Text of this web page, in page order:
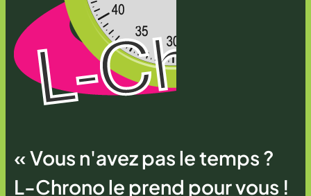
« Vous n'avez pas le temps ?
L-Chrono le prend pour vous !